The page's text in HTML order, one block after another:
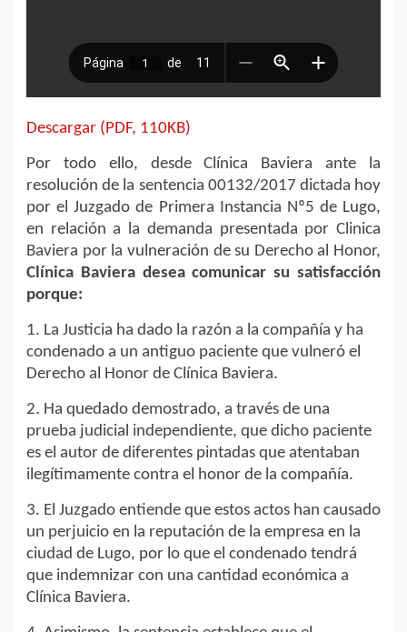
Descargar (PDF, 110KB)
Por todo ello, desde Clínica Baviera ante la
resolución de la sentencia 00132/2017 dictada hoy
por el Juzgado de Primera Instancia Nº5 de Lugo,
en relación a la demanda presentada por Clinica
Baviera por la vulneración de su Derecho al Honor,
Clínica Baviera desea comunicar su satisfacción
porque:
1. La Justicia ha dado la razón a la compañía y ha
condenado a un antiguo paciente que vulneró el
Derecho al Honor de Clínica Baviera.
2. Ha quedado demostrado, a través de una
prueba judicial independiente, que dicho paciente
es el autor de diferentes pintadas que atentaban
ilegítimamente contra el honor de la compañía.
3. El Juzgado entiende que estos actos han causado
un perjuicio en la reputación de la empresa en la
ciudad de Lugo, por lo que el condenado tendrá
que indemnizar con una cantidad económica a
Clínica Baviera.